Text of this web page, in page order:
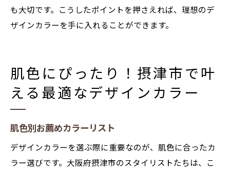
も大切です。こうしたポイントを押さえれば、理想のデ
ザインカラーを手に入れることができます。
肌色にぴったり！摂津市で叶
える最適なデザインカラー
肌色別お薦めカラーリスト
デザインカラーを選ぶ際に重要なのが、肌色に合ったカ
ラー選びです。大阪府摂津市のスタイリストたちは、こ